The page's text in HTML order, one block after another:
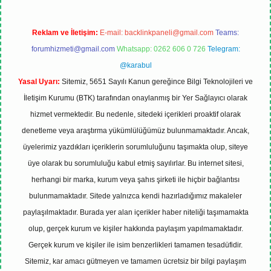
Reklam ve İletişim: E-mail: backlinkpaneli@gmail.com Teams:
forumhizmeti@gmail.com Whatsapp: 0262 606 0 726 Telegram:
@karabul
Yasal Uyarı: Sitemiz, 5651 Sayılı Kanun gereğince Bilgi Teknolojileri ve
İletişim Kurumu (BTK) tarafından onaylanmış bir Yer Sağlayıcı olarak
hizmet vermektedir. Bu nedenle, sitedeki içerikleri proaktif olarak
denetleme veya araştırma yükümlülüğümüz bulunmamaktadır. Ancak,
üyelerimiz yazdıkları içeriklerin sorumluluğunu taşımakta olup, siteye
üye olarak bu sorumluluğu kabul etmiş sayılırlar. Bu internet sitesi,
herhangi bir marka, kurum veya şahıs şirketi ile hiçbir bağlantısı
bulunmamaktadır. Sitede yalnızca kendi hazırladığımız makaleler
paylaşılmaktadır. Burada yer alan içerikler haber niteliği taşımamakta
olup, gerçek kurum ve kişiler hakkında paylaşım yapılmamaktadır.
Gerçek kurum ve kişiler ile isim benzerlikleri tamamen tesadüfidir.
Sitemiz, kar amacı gütmeyen ve tamamen ücretsiz bir bilgi paylaşım